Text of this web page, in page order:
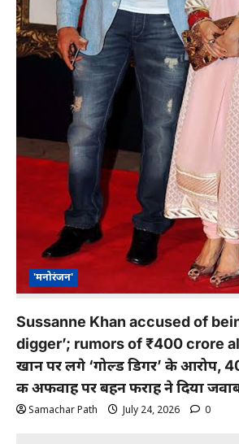
'मनोरंजन'
Sussanne Khan accused of
digger’; rumors of ₹400 crore
खान पर लगे ‘गोल्ड डिगर’ के आरोप,
की अफवाह पर बहन फराह ने दिया
Samachar Path July 24, 2026 0